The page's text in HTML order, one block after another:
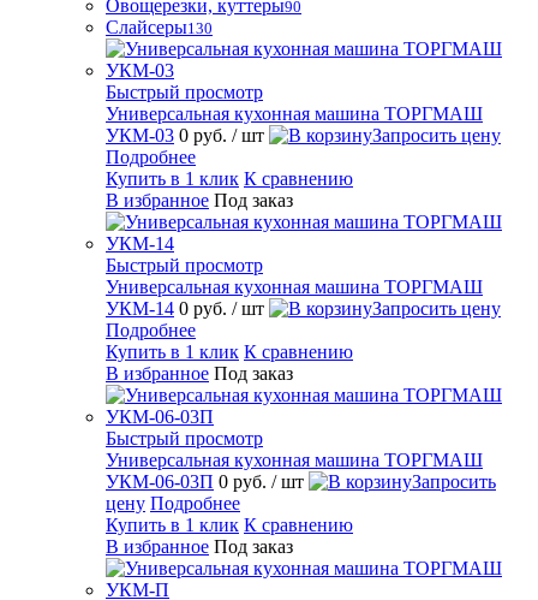
Овощерезки, куттеры90
Слайсеры130
Быстрый просмотр
Универсальная кухонная машина ТОРГМАШ
УКМ-03 0 руб. / шт
Запросить цену
Подробнее
Купить в 1 клик К сравнению
В избранное Под заказ
Быстрый просмотр
Универсальная кухонная машина ТОРГМАШ
УКМ-14 0 руб. / шт
Запросить цену
Подробнее
Купить в 1 клик К сравнению
В избранное Под заказ
Быстрый просмотр
Универсальная кухонная машина ТОРГМАШ
УКМ-06-03П 0 руб. / шт
Запросить
цену Подробнее
Купить в 1 клик К сравнению
В избранное Под заказ